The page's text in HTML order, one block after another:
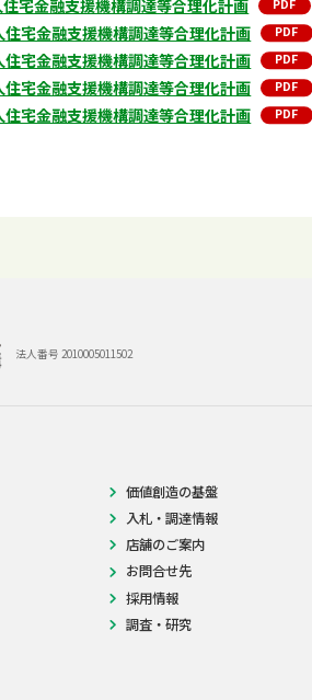
宅金融支援機構調達等合理化計画
宅金融支援機構調達等合理化計画
宅金融支援機構調達等合理化計画
宅金融支援機構調達等合理化計画
宅金融支援機構調達等合理化計画
法人番号 2010005011502
価値創造の基盤
入札・調達情報
店舗のご案内
お問合せ先
採用情報
調査・研究